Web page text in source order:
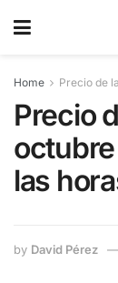
Home Precio de
Precio
las
by David Pérez